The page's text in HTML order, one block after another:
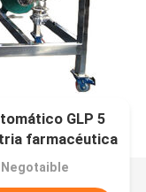
GLP 5
farmacéutica